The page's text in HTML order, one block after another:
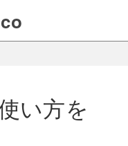
い方を